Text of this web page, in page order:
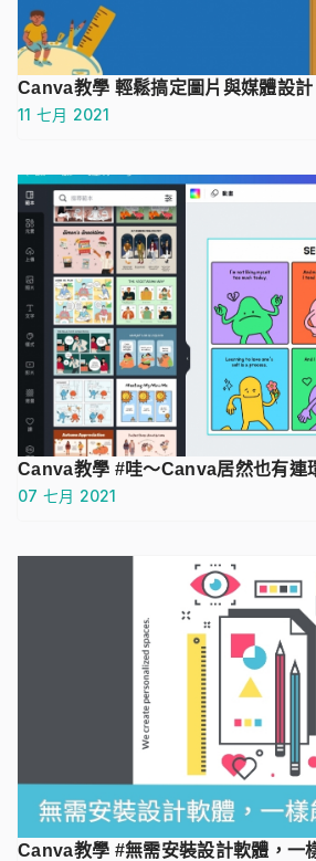
Canva教學 輕鬆搞定圖片與媒體設計
11 七月 2021
Canva教學 #哇～Canva居然也有連
07 七月 2021
Canva教學 #無需安裝設計軟體，一